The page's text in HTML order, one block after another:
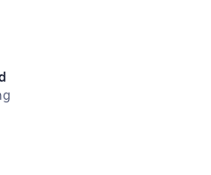
рейтинг 0 на основе 0 оценок